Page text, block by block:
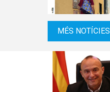
MÉS NOTÍCIES